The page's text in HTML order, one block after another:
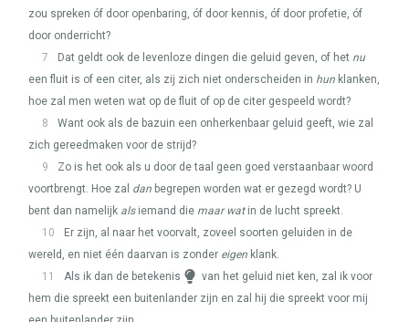
zou spreken óf door openbaring, óf door kennis, óf door profetie, óf
door onderricht?
7
Dat geldt ook de levenloze dingen die geluid geven, of het nu
een fluit is of een citer, als zij zich niet onderscheiden in hun klanken,
hoe zal men weten wat op de fluit of op de citer gespeeld wordt?
8
Want ook als de bazuin een onherkenbaar geluid geeft, wie zal
zich gereedmaken voor de strijd?
9
Zo is het ook als u door de taal geen goed verstaanbaar woord
voortbrengt. Hoe zal dan begrepen worden wat er gezegd wordt? U
bent dan namelijk alsiemand die maar watin de lucht spreekt.
10
Er zijn, al naar het voorvalt, zoveel soorten geluiden in de
wereld, en niet één daarvan is zonder eigen klank.
11
Als ik dan de betekenis
van het geluid niet ken, zal ik voor
hem die spreekt een buitenlander zijn en zal hij die spreekt voor mij